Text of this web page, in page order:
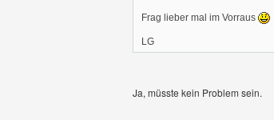
Frag lieber mal im Vorraus
LG
Ja, müsste kein Problem sein.